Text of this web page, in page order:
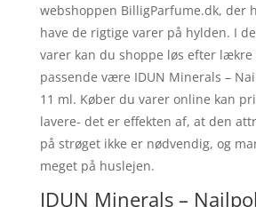
webshoppen BilligParfume.dk, der
have de rigtige varer på hylden. I
varer kan du shoppe løs efter lækre
passende være IDUN Minerals –
11 ml. Køber du varer online kan
lavere- det er effekten af, at den
på strøget ikke er nødvendig, og
meget på huslejen.
IDUN Minerals –